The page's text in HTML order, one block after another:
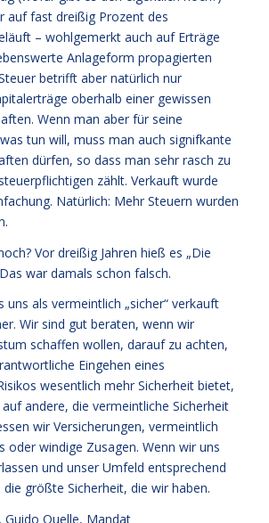
auf fast dreißig Prozent des
– wohlgemerkt auch auf Erträge
Anlageform propagierten
betrifft aber natürlich nur
oberhalb einer gewissen
Wenn man aber für seine
tun will, muss man auch signifkante
dürfen, so dass man sehr rasch zu
zählt. Verkauft wurde
Natürlich: Mehr Steuern wurden
Vor dreißig Jahren hieß es „Die
war damals schon falsch.
uns als vermeintlich „sicher“ verkauft
Wir sind gut beraten, wenn wir
schaffen wollen, darauf zu achten,
Eingehen eines
wesentlich mehr Sicherheit bietet,
andere, die vermeintliche Sicherheit
wir Versicherungen, vermeintlich
oder windige Zusagen. Wenn wir uns
und unser Umfeld entsprechend
größte Sicherheit, die wir haben.
Guido Quelle, Mandat